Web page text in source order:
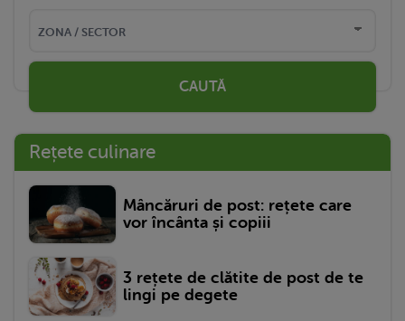
CAUTĂ
Rețete culinare
Mâncăruri de post: rețete care
vor încânta și copiii
3 rețete de clătite de post de te
lingi pe degete